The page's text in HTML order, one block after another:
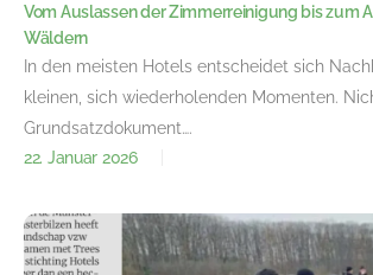
Vom Auslassen der Zimmerreinigung bis zum
Wäldern
In den meisten Hotels entscheidet sich
kleinen, sich wiederholenden Momenten.
Grundsatzdokument….
22. Januar 2026